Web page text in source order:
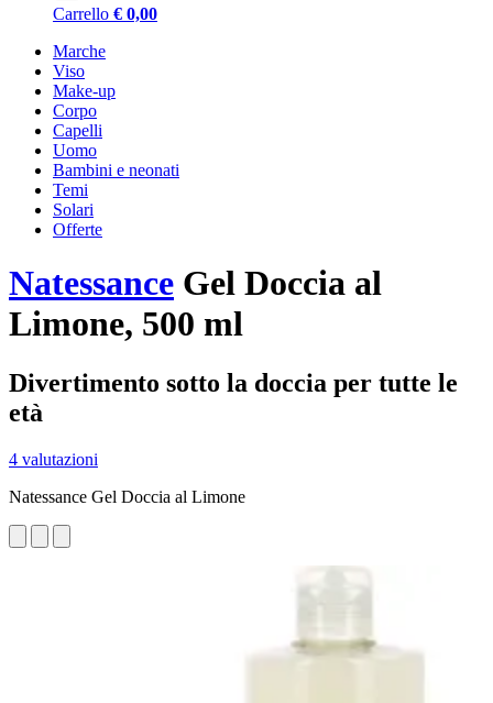
Carrello € 0,00
Marche
Viso
Make-up
Corpo
Capelli
Uomo
Bambini e neonati
Temi
Solari
Offerte
Natessance Gel Doccia al
Limone, 500 ml
Divertimento sotto la doccia per tutte le
età
4 valutazioni
Natessance Gel Doccia al Limone